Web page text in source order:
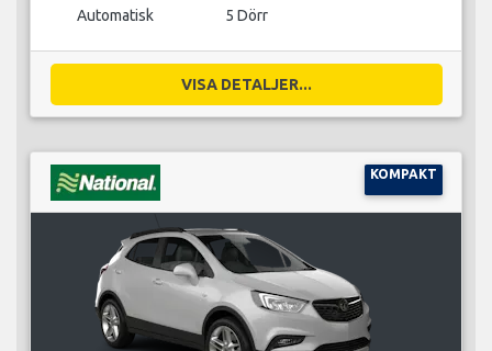
Automatisk 5 Dörr
VISA DETALJER...
KOMPAKT